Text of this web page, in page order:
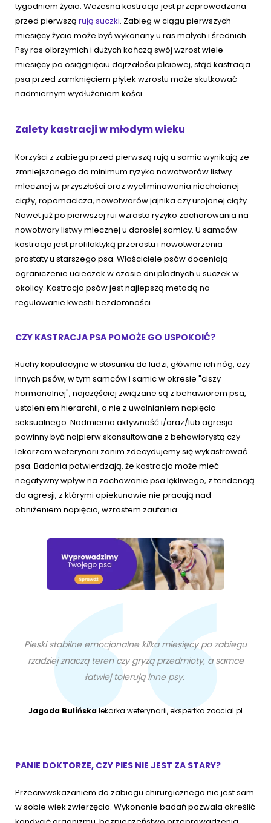
tygodniem życia. Wczesna kastracja jest przeprowadzana
przed pierwszą rują suczki. Zabieg w ciągu pierwszych
miesięcy życia może być wykonany u ras małych i średnich.
Psy ras olbrzymich i dużych kończą swój wzrost wiele
miesięcy po osiągnięciu dojrzałości płciowej, stąd kastracja
psa przed zamknięciem płytek wzrostu może skutkować
nadmiernym wydłużeniem kości.
Zalety kastracji w młodym wieku
Korzyści z zabiegu przed pierwszą rują u samic wynikają ze
zmniejszonego do minimum ryzyka nowotworów listwy
mlecznej w przyszłości oraz wyeliminowania niechcianej
ciąży, ropomacicza, nowotworów jajnika czy urojonej ciąży.
Nawet już po pierwszej rui wzrasta ryzyko zachorowania na
nowotwory listwy mlecznej u dorosłej samicy. U samców
kastracja jest profilaktyką przerostu i nowotworzenia
prostaty u starszego psa. Właściciele psów doceniają
ograniczenie ucieczek w czasie dni płodnych u suczek w
okolicy. Kastracja psów jest najlepszą metodą na
regulowanie kwestii bezdomności.
CZY KASTRACJA PSA POMOŻE GO USPOKOIĆ?
Ruchy kopulacyjne w stosunku do ludzi, głównie ich nóg, czy
innych psów, w tym samców i samic w okresie "ciszy
hormonalnej", najczęściej związane są z behawiorem psa,
ustaleniem hierarchii, a nie z uwalnianiem napięcia
seksualnego. Nadmierna aktywność i/oraz/lub agresja
powinny być najpierw skonsultowane z behawiorystą czy
lekarzem weterynarii zanim zdecydujemy się wykastrować
psa. Badania potwierdzają, że kastracja może mieć
negatywny wpływ na zachowanie psa lękliwego, z tendencją
do agresji, z którymi opiekunowie nie pracują nad
obniżeniem napięcia, wzrostem zaufania.
Pieski stabilne emocjonalne kilka miesięcy po zabiegu
rzadziej znaczą teren czy gryzą przedmioty, a samce
łatwiej tolerują inne psy.
Jagoda Bulińskalekarka weterynarii, ekspertka zoocial.pl
PANIE DOKTORZE, CZY PIES NIE JEST ZA STARY?
Przeciwwskazaniem do zabiegu chirurgicznego nie jest sam
w sobie wiek zwierzęcia. Wykonanie badań pozwala określić